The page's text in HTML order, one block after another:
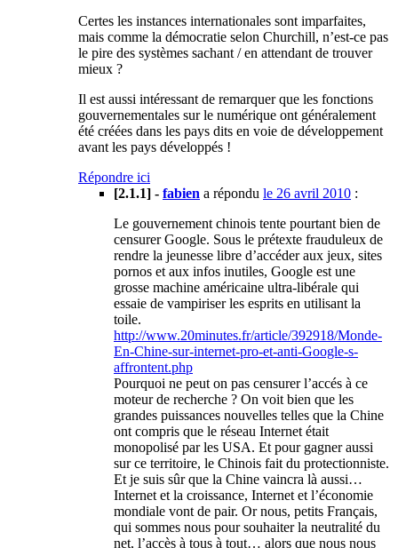
Certes les instances internationales sont imparfaites,
mais comme la démocratie selon Churchill, n’est-ce pas
le pire des systèmes sachant / en attendant de trouver
mieux ?
Il est aussi intéressant de remarquer que les fonctions
gouvernementales sur le numérique ont généralement
été créées dans les pays dits en voie de développement
avant les pays développés !
Répondre ici
[2.1.1] - fabien a répondu le 26 avril 2010 :
Le gouvernement chinois tente pourtant bien de
censurer Google. Sous le prétexte frauduleux de
rendre la jeunesse libre d’accéder aux jeux, sites
pornos et aux infos inutiles, Google est une
grosse machine américaine ultra-libérale qui
essaie de vampiriser les esprits en utilisant la
toile.
http://www.20minutes.fr/article/392918/Monde-
En-Chine-sur-internet-pro-et-anti-Google-s-
affrontent.php
Pourquoi ne peut on pas censurer l’accés à ce
moteur de recherche ? On voit bien que les
grandes puissances nouvelles telles que la Chine
ont compris que le réseau Internet était
monopolisé par les USA. Et pour gagner aussi
sur ce territoire, le Chinois fait du protectionniste.
Et je suis sûr que la Chine vaincra là aussi…
Internet et la croissance, Internet et l’économie
mondiale vont de pair. Or nous, petits Français,
qui sommes nous pour souhaiter la neutralité du
net, l’accès à tous à tout… alors que nous nous